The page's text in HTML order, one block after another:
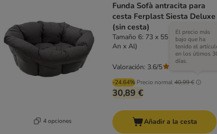
4 opciones
Funda Sofà antracita para
cesta Ferplast Siesta Deluxe
(sin cesta)
Tamaño 6: 73 x 55 x 27 cm (L x
An x Al)
-24.64% Precio normal40,99 €
El precio más
bajo que ha
tenido el
en los útimos
días.
30,89 €
Valoración: 3.6/5
Añadir a la cesta